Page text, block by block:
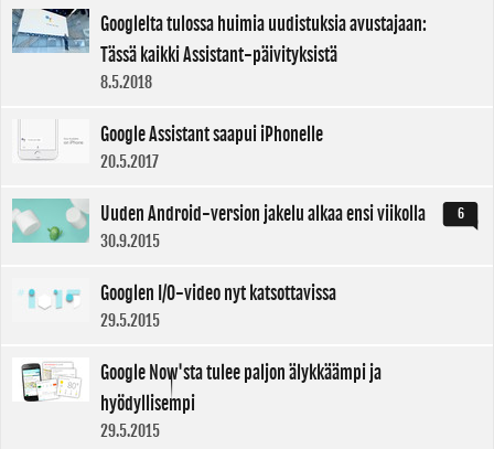
Googlelta tulossa huimia uudistuksia avustajaan:
Tässä kaikki Assistant-päivityksistä
8.5.2018
Google Assistant saapui iPhonelle
20.5.2017
6
Uuden Android-version jakelu alkaa ensi viikolla
30.9.2015
Googlen I/O-video nyt katsottavissa
29.5.2015
Google Now'sta tulee paljon älykkäämpi ja
hyödyllisempi
29.5.2015